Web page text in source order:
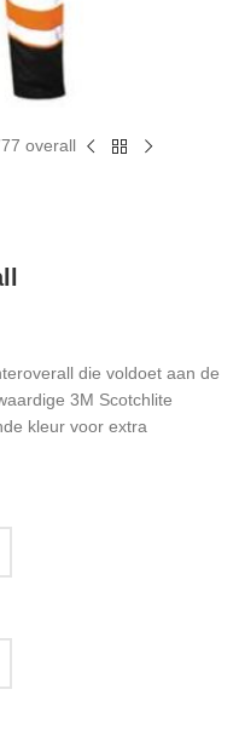
overall
die voldoet aan de
3M Scotchlite
kleur voor extra